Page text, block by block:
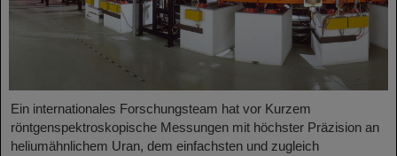
Ein internationales Forschungsteam hat vor Kurzem
röntgenspektroskopische Messungen mit höchster Präzision an
heliumähnlichem Uran, dem einfachsten und zugleich